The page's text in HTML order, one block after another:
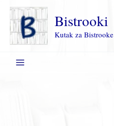
Пређи
садржај
Bistrooki
Kutak za Bistrooke